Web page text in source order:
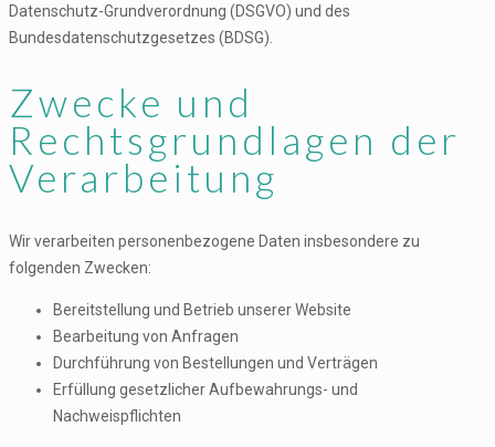
Datenschutz-Grundverordnung (DSGVO) und des
Bundesdatenschutzgesetzes (BDSG).
Zwecke und
Rechtsgrundlagen der
Verarbeitung
Wir verarbeiten personenbezogene Daten insbesondere zu
folgenden Zwecken:
Bereitstellung und Betrieb unserer Website
Bearbeitung von Anfragen
Durchführung von Bestellungen und Verträgen
Erfüllung gesetzlicher Aufbewahrungs- und
Nachweispflichten